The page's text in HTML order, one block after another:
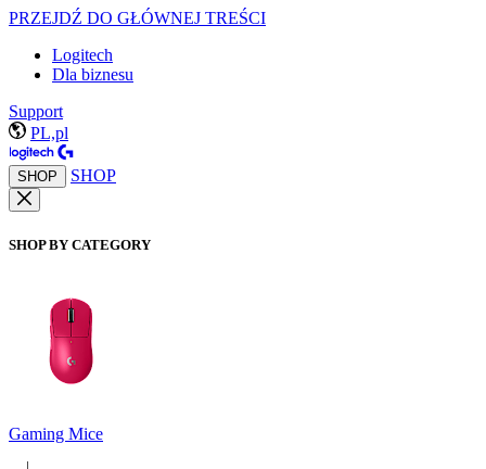
PRZEJDŹ DO GŁÓWNEJ TREŚCI
Logitech
Dla biznesu
Support
PL,pl
SHOP SHOP
SHOP BY CATEGORY
Gaming Mice